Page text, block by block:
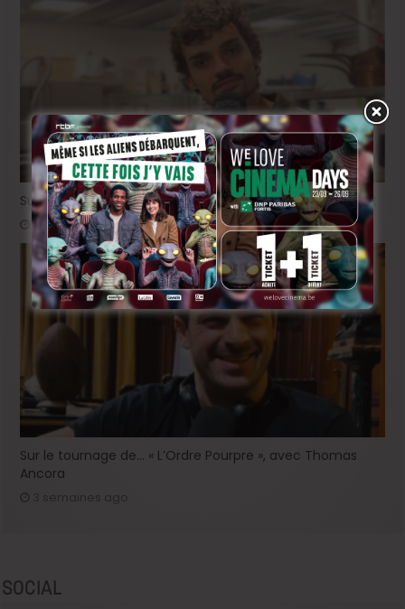
Sur le tournage de « Please », avec Victor Ruprich-Robert
2 semaines ago
Sur le tournage de… « L’Ordre Pourpre », avec Thomas
Ancora
SOCIAL